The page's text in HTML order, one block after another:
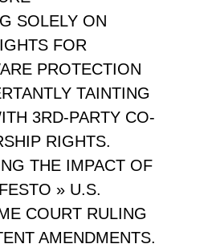
SOLELY ON
FOR
PROTECTION
TAINTING
3RD-PARTY CO-
RIGHTS.
THE IMPACT OF
» U.S.
COURT RULING
AMENDMENTS.